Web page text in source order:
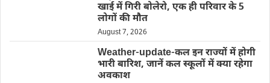
खाई में गिरी बोलेरो, एक ही परिवार के 5
लोगों की मौत
August 7, 2026
Weather-update-कल इन राज्यों में होगी
भारी बारिश, जानें कल स्कूलों में क्या रहेगा
अवकाश